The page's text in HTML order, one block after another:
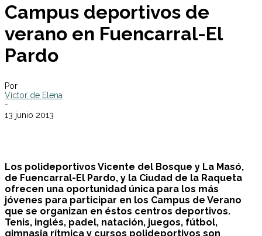
Campus deportivos de
verano en Fuencarral-El
Pardo
Por
Víctor de Elena
-
13 junio 2013
Los polideportivos Vicente del Bosque y La Masó,
de Fuencarral-El Pardo, y la Ciudad de la Raqueta
ofrecen una oportunidad única para los más
jóvenes para participar en los Campus de Verano
que se organizan en éstos centros deportivos.
Tenis, inglés, padel, natación, juegos, fútbol,
gimnasia rítmica y cursos polideportivos son